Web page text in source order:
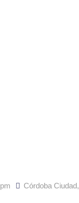
Córdoba Ciudad,